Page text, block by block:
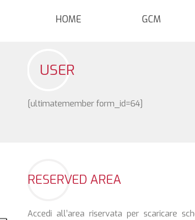
HOME GCM
USER
[ultimatemember form_id=64]
RESERVED AREA
Accedi all’area riservata per scaricare